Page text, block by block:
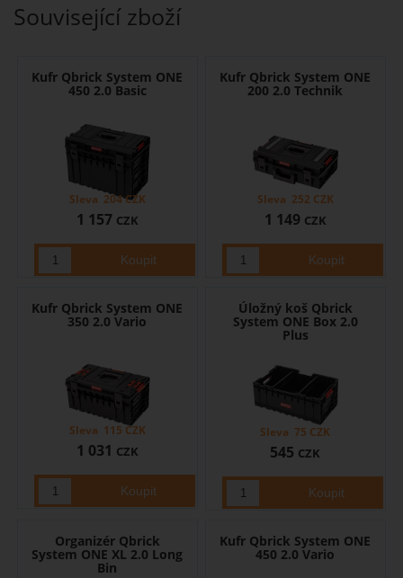
Související zboží
Kufr Qbrick System ONE
450 2.0 Basic
1 157 CZK
Sleva 204CZK
Kufr Qbrick System ONE
200 2.0 Technik
1 149 CZK
Sleva 252 CZK
Kufr Qbrick System ONE
350 2.0 Vario
1 031 CZK
Sleva 115 CZK
Úložný koš Qbrick
System ONE Box 2.0
Plus
545 CZK
Sleva 75 CZK
Organizér Qbrick
System ONE XL 2.0 Long
Bin
Kufr Qbrick System ONE
450 2.0 Vario